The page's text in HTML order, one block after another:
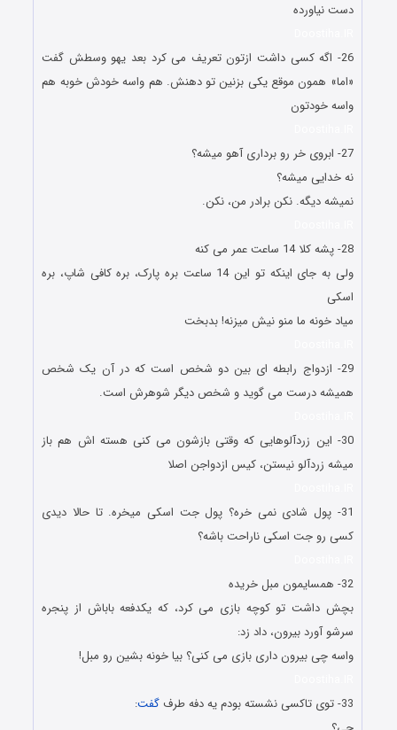
دست نیاورده
26- اگه کسی داشت ازتون تعریف می کرد بعد یهو وسطش گفت
«اما» همون موقع یکی بزنین تو دهنش. هم واسه خودش خوبه هم
واسه خودتون
27- ابروی خر رو برداری آهو میشه؟
نه خدایی میشه؟
نمیشه دیگه. نکن برادر من، نکن.
28- پشه کلا 14 ساعت عمر می کنه
ولی به جای اینکه تو این 14 ساعت بره پارک، بره کافی شاپ، بره
اسکی
میاد خونه ما منو نیش میزنه! بدبخت
29- ازدواج رابطه ای بین دو شخص است که در آن یک شخص
همیشه درست می گوید و شخص دیگر شوهرش است.
30- این زردآلوهایی که وقتی بازشون می کنی هسته اش هم باز
میشه زردآلو نیستن، کیس ازدواجن اصلا
31- پول شادی نمی خره؟ پول جت اسکی میخره. تا حالا دیدی
کسی رو جت اسکی ناراحت باشه؟
32- همسایمون مبل خریده
بچش داشت تو کوچه بازی می کرد، که یکدفعه باباش از پنجره
سرشو آورد بیرون، داد زد:
واسه چی بیرون داری بازی می کنی؟ بیا خونه بشین رو مبل!
33- توی تاکسی نشسته بودم یه دفه طرف
گفت: